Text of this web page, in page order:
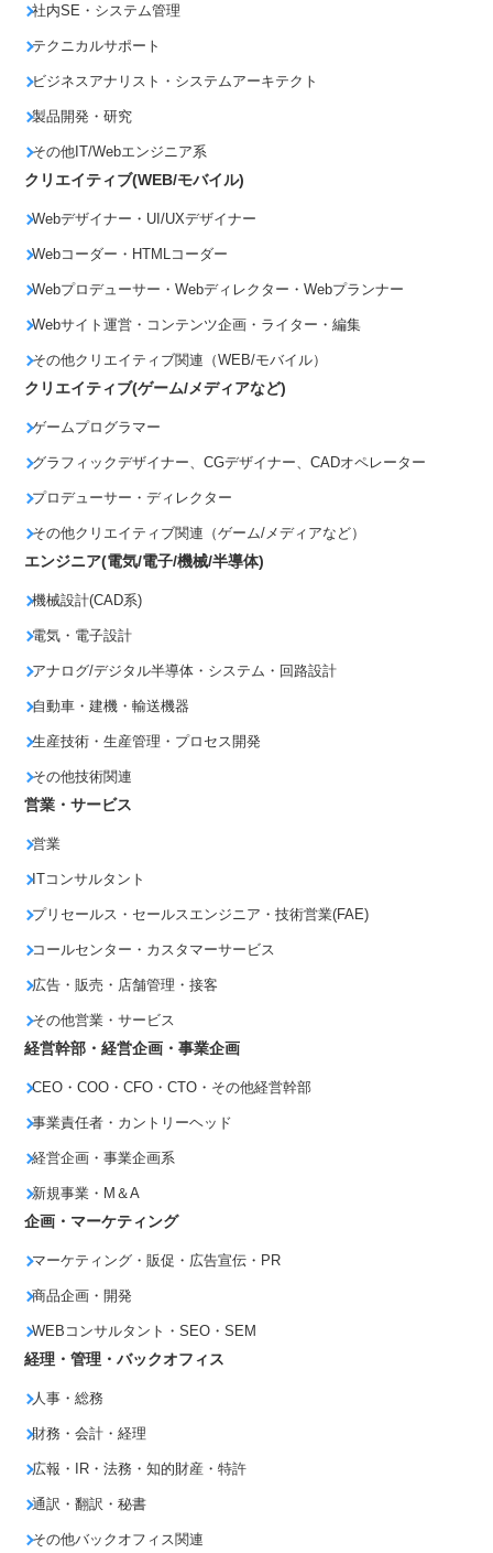
社内SE・システム管理
テクニカルサポート
ビジネスアナリスト・システムアーキテクト
製品開発・研究
その他IT/Webエンジニア系
クリエイティブ(WEB/モバイル)
Webデザイナー・UI/UXデザイナー
Webコーダー・HTMLコーダー
Webプロデューサー・Webディレクター・Webプランナー
Webサイト運営・コンテンツ企画・ライター・編集
その他クリエイティブ関連（WEB/モバイル）
クリエイティブ(ゲーム/メディアなど)
ゲームプログラマー
グラフィックデザイナー、CGデザイナー、CADオペレーター
プロデューサー・ディレクター
その他クリエイティブ関連（ゲーム/メディアなど）
エンジニア(電気/電子/機械/半導体)
機械設計(CAD系)
電気・電子設計
アナログ/デジタル半導体・システム・回路設計
自動車・建機・輸送機器
生産技術・生産管理・プロセス開発
その他技術関連
営業・サービス
営業
ITコンサルタント
プリセールス・セールスエンジニア・技術営業(FAE)
コールセンター・カスタマーサービス
広告・販売・店舗管理・接客
その他営業・サービス
経営幹部・経営企画・事業企画
CEO・COO・CFO・CTO・その他経営幹部
事業責任者・カントリーヘッド
経営企画・事業企画系
新規事業・M＆A
企画・マーケティング
マーケティング・販促・広告宣伝・PR
商品企画・開発
WEBコンサルタント・SEO・SEM
経理・管理・バックオフィス
人事・総務
財務・会計・経理
広報・IR・法務・知的財産・特許
通訳・翻訳・秘書
その他バックオフィス関連